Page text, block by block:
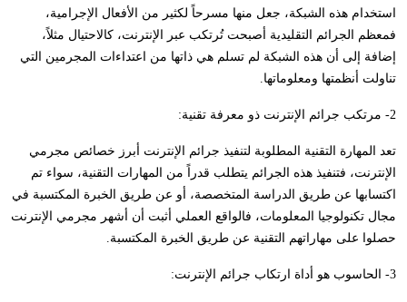
استخدام هذه الشبكة، جعل منها مسرحاً لكثير من الأفعال الإجرامية،
فمعظم الجرائم التقليدية أصبحت تُرتكب عبر الإنترنت، كالاحتيال مثلاً،
إضافة إلى أن هذه الشبكة لم تسلم هي ذاتها من اعتداءات المجرمين التي
تناولت أنظمتها ومعلوماتها.
2- مرتكب جرائم الإنترنت ذو معرفة تقنية:
تعد المهارة التقنية المطلوبة لتنفيذ جرائم الإنترنت أبرز خصائص مجرمي
الإنترنت، فتنفيذ هذه الجرائم يتطلب قدراً من المهارات التقنية، سواء تم
اكتسابها عن طريق الدراسة المتخصصة، أو عن طريق الخبرة المكتسبة في
مجال تكنولوجيا المعلومات، فالواقع العملي أثبت أن أشهر مجرمي الإنترنت
حصلوا على مهاراتهم التقنية عن طريق الخبرة المكتسبة.
3- الحاسوب هو أداة ارتكاب جرائم الإنترنت: